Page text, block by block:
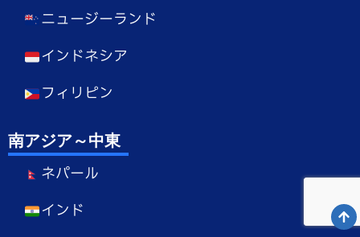
ニュージーランド
インドネシア
フィリピン
南アジア～中東
ネパール
インド